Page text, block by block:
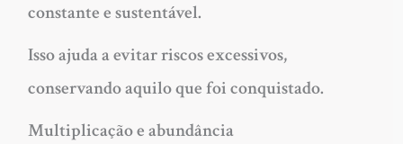
constante e sustentável.
Isso ajuda a evitar riscos excessivos,
conservando aquilo que foi conquistado.
Multiplicação e abundância